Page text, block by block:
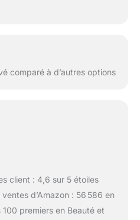
comparé à d’autres options
client : 4,6 sur 5 étoiles
d’Amazon : 56 586 en
premiers en Beauté et